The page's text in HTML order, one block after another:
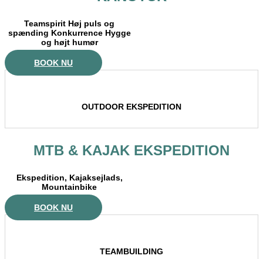
Teamspirit Høj puls og
spænding Konkurrence Hygge
og højt humør
BOOK NU
OUTDOOR EKSPEDITION
MTB & KAJAK EKSPEDITION
Ekspedition, Kajaksejlads,
Mountainbike
BOOK NU
TEAMBUILDING